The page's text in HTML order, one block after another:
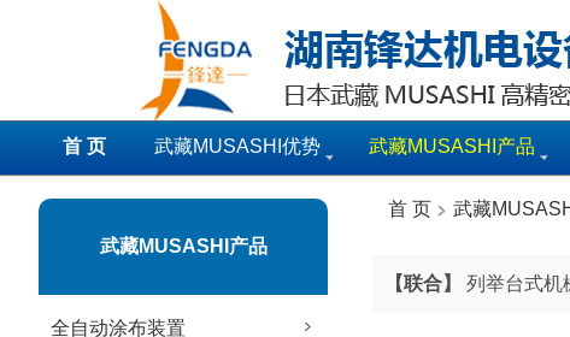
首 页 武藏MUSASHI优势 武藏MUSASHI产品
武藏MUSASHI产品
全自动涂布装置
首 页 武藏
【联合】 列举台式机